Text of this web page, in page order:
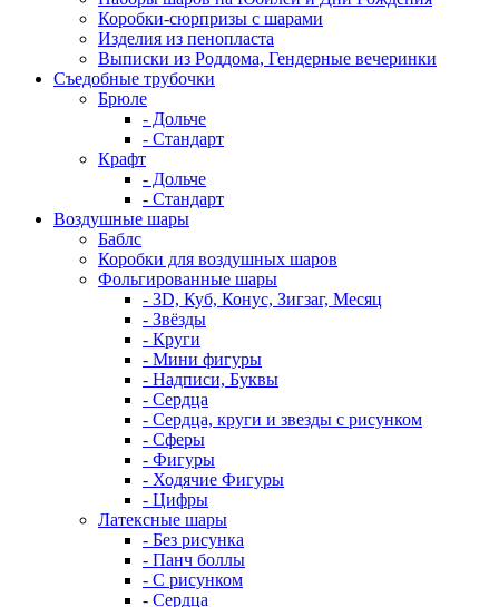
Коробки-сюрпризы с шарами
Изделия из пенопласта
Выписки из Роддома, Гендерные вечеринки
Съедобные трубочки
Брюле
- Дольче
- Стандарт
Крафт
- Дольче
- Стандарт
Воздушные шары
Баблс
Коробки для воздушных шаров
Фольгированные шары
- 3D, Куб, Конус, Зигзаг, Месяц
- Звёзды
- Круги
- Мини фигуры
- Надписи, Буквы
- Сердца
- Сердца, круги и звезды с рисунком
- Сферы
- Фигуры
- Ходячие Фигуры
- Цифры
Латексные шары
- Без рисунка
- Панч боллы
- С рисунком
- Сердца